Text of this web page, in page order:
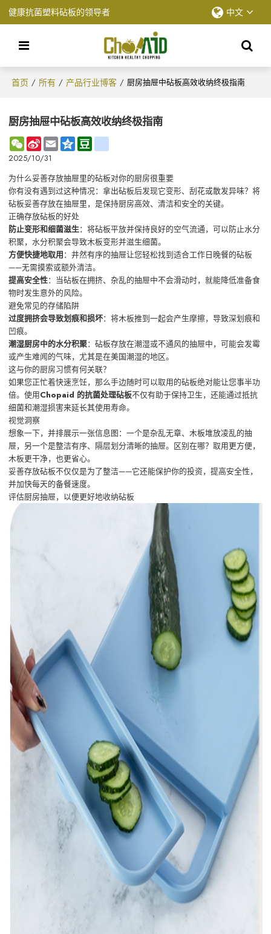
健康抗菌塑料砧板的领导者 中文
首页 / 所有 / 产品行业博客 / 厨房抽屉中砧板高效收纳终极指南
厨房抽屉中砧板高效收纳终极指南
WeChat
Sina
Weibo
Email Qzone
2025/10/31
为什么妥善存放抽屉里的砧板对你的厨房很重要
你有没有遇到过这种情况：拿出砧板后发现它变形、刮花或散发异味？将
砧板妥善存放在抽屉里，是保持厨房高效、清洁和安全的关键。
正确存放砧板的好处
防止变形和细菌滋生：将砧板平放并保持良好的空气流通，可以防止水分
积聚，水分积聚会导致木板变形并滋生细菌。
方便快捷地取用：井然有序的抽屉让您轻松找到适合工作日晚餐的砧板
——无需摸索或额外清洁。
提高安全性：当砧板在拥挤、杂乱的抽屉中不会滑动时，就能降低准备食
物时发生意外的风险。
避免常见的存储陷阱
过度拥挤会导致划痕和损坏：将木板推到一起会产生摩擦，导致深划痕和
凹痕。
潮湿厨房中的水分积聚：砧板存放在潮湿或不通风的抽屉中，可能会发霉
或产生难闻的气味，尤其是在美国潮湿的地区。
这与你的厨房习惯有何关联？
如果您正忙着快速烹饪，那么手边随时可以取用的砧板绝对能让您事半功
倍。使用Chopaid 的抗菌处理砧板不仅有助于保持卫生，还能通过抵抗
细菌和潮湿损害来延长其使用寿命。
视觉洞察
想象一下，并排展示一张信息图：一个是杂乱无章、木板堆放凌乱的抽
屉，另一个是整洁有序、隔层划分清晰的抽屉。区别在哪？取用更方便，
木板更干净，也更省心。
妥善存放砧板不仅仅是为了整洁——它还能保护你的投资，提高安全性，
并加快每天的备餐速度。
评估厨房抽屉，以便更好地收纳砧板